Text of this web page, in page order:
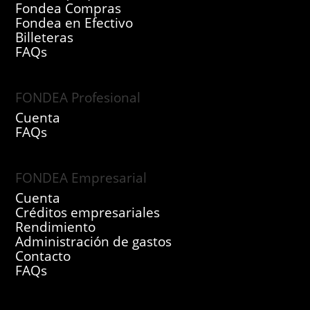
Fondea Compras
Fondea en Efectivo
Billeteras
FAQs
FONDEA Profesional
Cuenta
FAQs
FONDEA Empresarial
Cuenta
Créditos empresariales
Rendimiento
Administración de gastos
Contacto
FAQs